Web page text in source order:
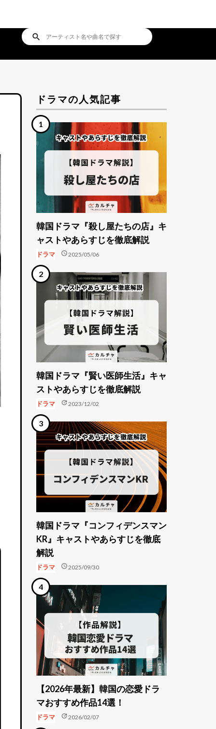
search
ドラマの人気記事
韓国ドラマ『殺し屋たちの店』キ
ャストやあらすじを徹底解説
ドラマ schedule2025/05/06
韓国ドラマ『賢い医師生活』キャ
ストやあらすじを徹底解説
ドラマ update2023/12/02
韓国ドラマ『コンフィデンスマン
KR』キャストやあらすじを徹底
解説
ドラマ schedule2025/09/30
【2026年最新】韓国の恋愛ドラ
マおすすめ作品14選！
ドラマ update2026/02/07